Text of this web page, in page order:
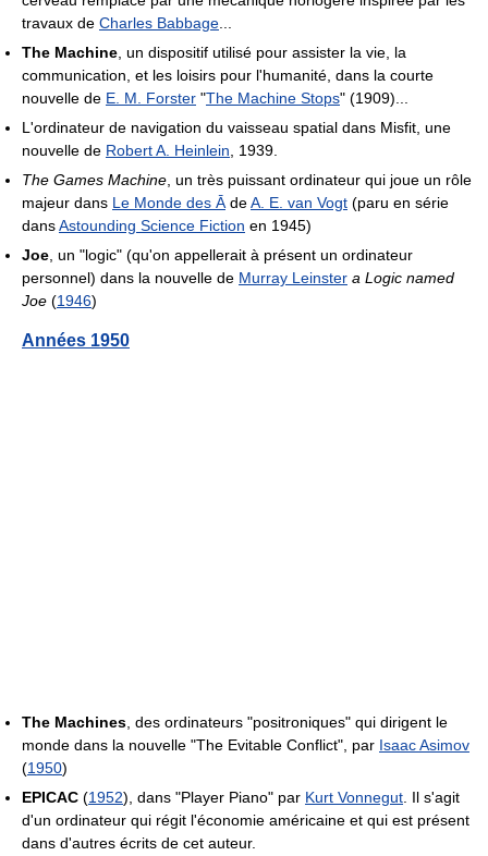
travaux de Charles Babbage
The Machine , un dispositif utilisé pour assister la vie, la
communication, et les loisirs pour l'humanité, dans la courte
nouvelle de E. M. Forster "The Machine Stops" (1909)...
L'ordinateur de navigation du vaisseau spatial dans Misfit, une
nouvelle de Robert A. Heinlein , 1939.
The Games Machine , un très puissant ordinateur qui joue un rôle
majeur dans Le Monde des Ā deA. E. van Vogt (paru en série
dansAstounding Science Fiction en 1945)
Joe , un "logic" (qu'on appellerait à présent un ordinateur
personnel) dans la nouvelle de Murray Leinster a Logic named
Joe (1946)
Années 1950
The Machines , des ordinateurs "positroniques" qui dirigent le
monde dans la nouvelle "The Evitable Conflict", par Isaac Asimov
(1950)
EPICAC (1952), dans "Player Piano" par Kurt Vonnegut . Il s'agit
d'un ordinateur qui régit l'économie américaine et qui est présent
dans d'autres écrits de cet auteur.